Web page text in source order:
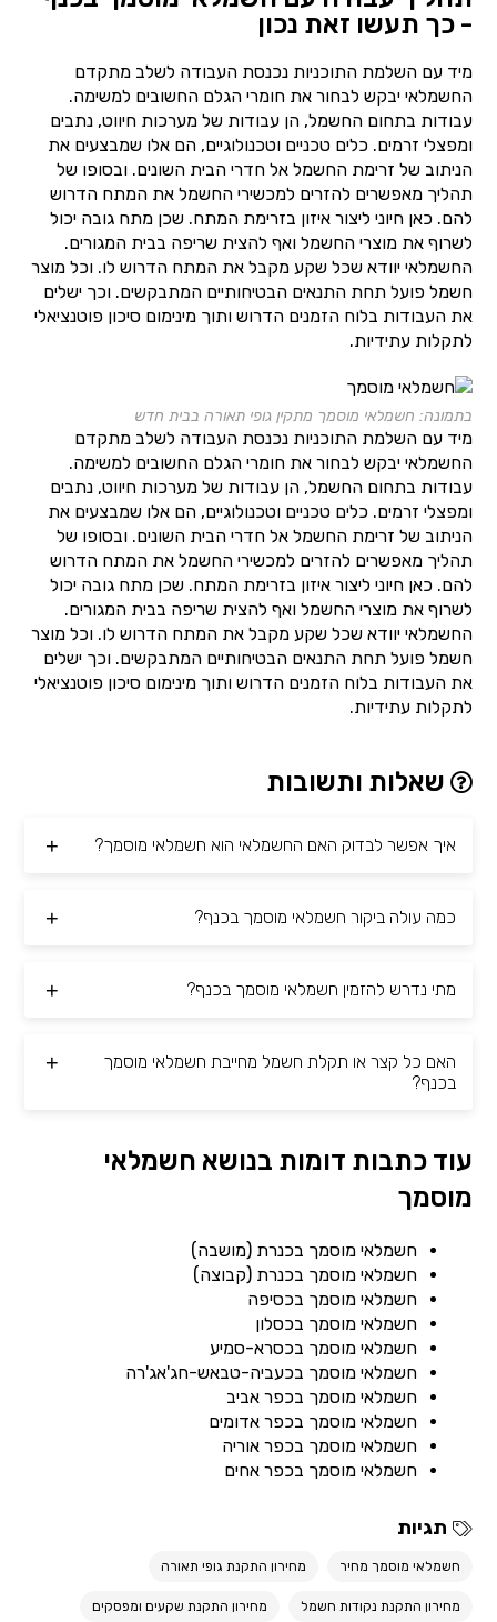
- כך תעשו זאת נכון
מיד עם השלמת התוכניות נכנסת העבודה לשלב מתקדם
החשמלאי יבקש לבחור את חומרי הגלם החשובים למשימה.
עבודות בתחום החשמל, הן עבודות של מערכות חיווט, נתבים
ומפצלי זרמים. כלים טכניים וטכנולוגיים, הם אלו שמבצעים את
הניתוב של זרימת החשמל אל חדרי הבית השונים. ובסופו של
תהליך מאפשרים להזרים למכשירי החשמל את המתח הדרוש
להם. כאן חיוני ליצור איזון בזרימת המתח. שכן מתח גובה יכול
לשרוף את מוצרי החשמל ואף להצית שריפה בבית המגורים.
החשמלאי יוודא שכל שקע מקבל את המתח הדרוש לו. וכל מוצר
חשמל פועל תחת התנאים הבטיחותיים המתבקשים. וכך ישלים
את העבודות בלוח הזמנים הדרוש ותוך מינימום סיכון פוטנציאלי
לתקלות עתידיות.
בתמונה: חשמלאי מוסמך מתקין גופי תאורה בבית חדש
מיד עם השלמת התוכניות נכנסת העבודה לשלב מתקדם
החשמלאי יבקש לבחור את חומרי הגלם החשובים למשימה.
עבודות בתחום החשמל, הן עבודות של מערכות חיווט, נתבים
ומפצלי זרמים. כלים טכניים וטכנולוגיים, הם אלו שמבצעים את
הניתוב של זרימת החשמל אל חדרי הבית השונים. ובסופו של
תהליך מאפשרים להזרים למכשירי החשמל את המתח הדרוש
להם. כאן חיוני ליצור איזון בזרימת המתח. שכן מתח גובה יכול
לשרוף את מוצרי החשמל ואף להצית שריפה בבית המגורים.
החשמלאי יוודא שכל שקע מקבל את המתח הדרוש לו. וכל מוצר
חשמל פועל תחת התנאים הבטיחותיים המתבקשים. וכך ישלים
את העבודות בלוח הזמנים הדרוש ותוך מינימום סיכון פוטנציאלי
לתקלות עתידיות.
שאלות ותשובות
איך אפשר לבדוק האם החשמלאי הוא חשמלאי מוסמך?
כמה עולה ביקור חשמלאי מוסמך בכנף?
מתי נדרש להזמין חשמלאי מוסמך בכנף?
האם כל קצר או תקלת חשמל מחייבת חשמלאי מוסמך
בכנף?
עוד כתבות דומות בנושא חשמלאי
מוסמך
חשמלאי מוסמך בכנרת (מושבה)
חשמלאי מוסמך בכנרת (קבוצה)
חשמלאי מוסמך בכסיפה
חשמלאי מוסמך בכסלון
חשמלאי מוסמך בכסרא-סמיע
חשמלאי מוסמך בכעביה-טבאש-חג'אג'רה
חשמלאי מוסמך בכפר אביב
חשמלאי מוסמך בכפר אדומים
חשמלאי מוסמך בכפר אוריה
חשמלאי מוסמך בכפר אחים
תגיות
חשמלאי מוסמך מחיר מחירון התקנת גופי תאורה
מחירון התקנת נקודות חשמל מחירון התקנת שקעים ומפסקים